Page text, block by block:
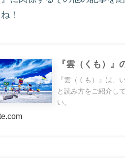
！
『雲（くも）
『雲（くも）』は、
と読み方をご紹介し
い。